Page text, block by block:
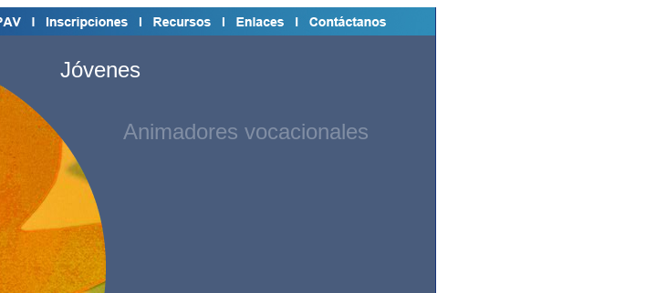
Jóvenes
Animadores vocacionales